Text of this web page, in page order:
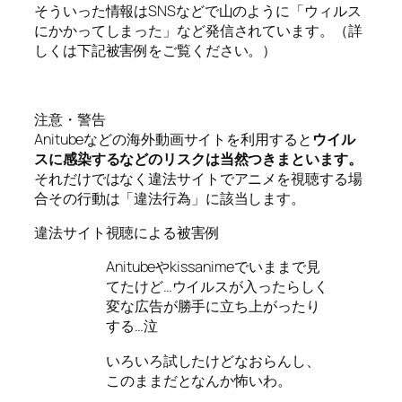
そういった情報はSNSなどで山のように「ウィルス
にかかってしまった」など発信されています。（詳
しくは下記被害例をご覧ください。）
注意・警告
Anitubeなどの海外動画サイトを利用すると ウイル
スに感染するなどのリスクは当然つきまといます。
それだけではなく違法サイトでアニメを視聴する場
合その行動は「違法行為」に該当します。
違法サイト視聴による被害例
Anitubeやkissanimeでいままで見
てたけど…ウイルスが入ったらしく
変な広告が勝手に立ち上がったり
する…泣
いろいろ試したけどなおらんし、
このままだとなんか怖いわ。